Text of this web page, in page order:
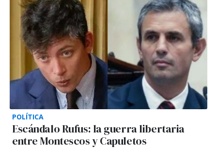
POLÍTICA
Escándalo Rufus: la guerra libertaria
entre Montescos y Capuletos